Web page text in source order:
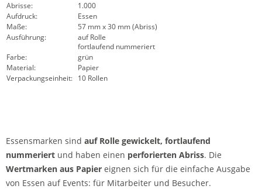
Abrisse:
1.000
Aufdruck:
Essen
Maße:
57 mm x 30 mm (Abriss)
Ausführung:
auf Rolle
fortlaufend nummeriert
Farbe:
grün
Material:
Papier
Verpackungseinheit: 10 Rollen
Essensmarken sind auf Rolle gewickelt, fortlaufend
nummeriert und haben einen perforierten Abriss. Die
Wertmarken aus Papier eignen sich für die einfache Ausgabe
von Essen auf Events: für Mitarbeiter und Besucher.